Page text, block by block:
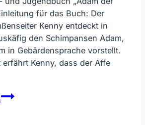
für das Buch: Der
Kenny entdeckt in
den Schimpansen Adam,
in Gebärdensprache vorstellt.
erfährt Kenny, dass der Affe
Buchvorstellung
und